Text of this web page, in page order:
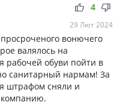
thumb_up thumb_down
4
29 Лют 2024
вонючего
валялось на
рабочей обуви пойти в
санитарный нармам! За
штрафом сняли и
компанию.